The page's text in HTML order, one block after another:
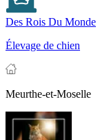
Des Rois Du Monde
Élevage de chien
Meurthe-et-Moselle